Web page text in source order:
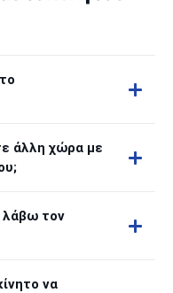
άλλη χώρα με
λάβω τον
να